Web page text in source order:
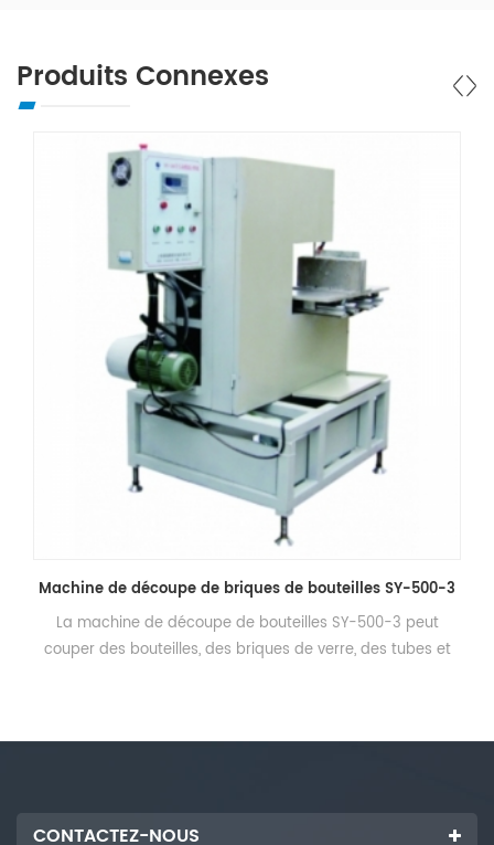
Produits Connexes
Machine de découpe de briques de bouteilles SY-500-3
La machine de découpe de bouteilles SY-500-3 peut
couper des bouteilles, des briques de verre, des tubes et
CONTACTEZ-NOUS